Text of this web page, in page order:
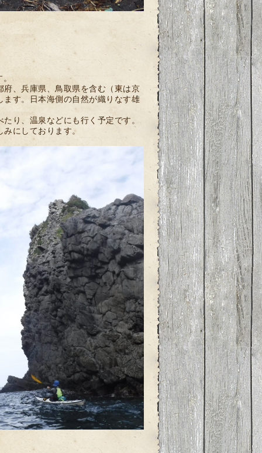
、兵庫県、鳥取県を含む（東は京
す。日本海側の自然が織りなす雄
り、温泉などにも行く予定です。
にしております。